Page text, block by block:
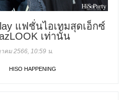
แฟชั่นไอเทมสุดเอ็กซ์
เท่านั้น
คม 2566, 10:59 น.
HISO HAPPENING